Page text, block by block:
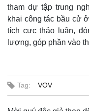
tham dự tập trung
khai công tác bầu cử
tích cực thảo luận,
lượng, góp phần vào
Tag: VOV